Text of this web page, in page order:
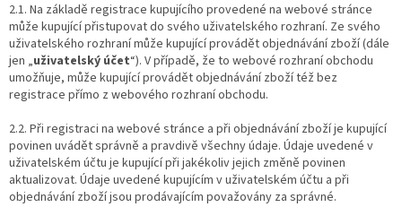
2.1. Na základě registrace kupujícího provedené na webové stránce
může kupující přistupovat do svého uživatelského rozhraní. Ze svého
uživatelského rozhraní může kupující provádět objednávání zboží (dále
jen „uživatelský účet“). V případě, že to webové rozhraní obchodu
umožňuje, může kupující provádět objednávání zboží též bez
registrace přímo z webového rozhraní obchodu.
2.2. Při registraci na webové stránce a při objednávání zboží je kupující
povinen uvádět správně a pravdivě všechny údaje. Údaje uvedené v
uživatelském účtu je kupující při jakékoliv jejich změně povinen
aktualizovat. Údaje uvedené kupujícím v uživatelském účtu a při
objednávání zboží jsou prodávajícím považovány za správné.